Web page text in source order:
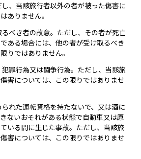
、当該旅行者以外の者が被った傷害に
ありません。
べき者の故意。ただし、その者が死亡
ある場合には、他の者が受け取るべき
りではありません。
罪行為又は闘争行為。ただし、当該旅
害については、この限りではありませ
れた運転資格を持たないで、又は酒に
ないおそれがある状態で自動車又は原
いる間に生じた事故。ただし、当該旅
害については、この限りではありませ